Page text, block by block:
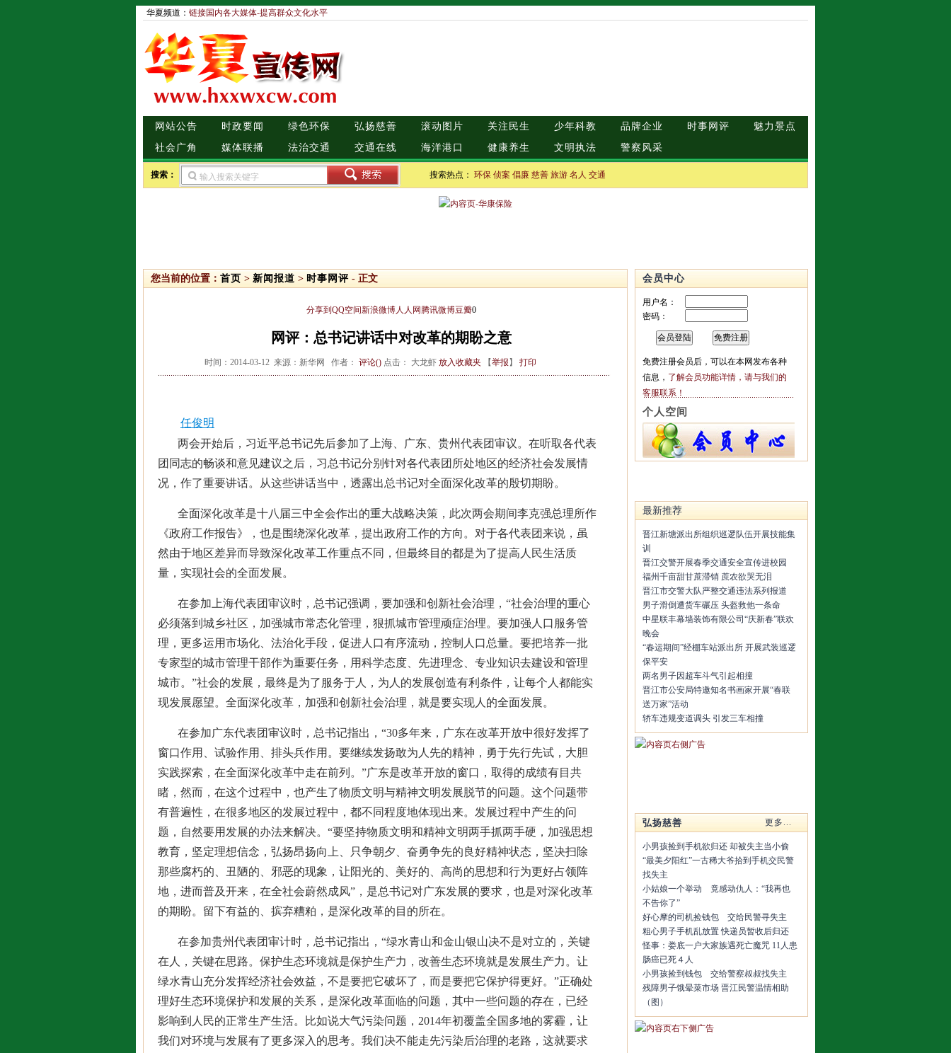
华夏频道： 链接国内各大媒体-提高群众文化水平
网站公告 时政要闻 绿色环保 弘扬慈善 滚动图片 关注民生 少年科教 品牌企业 时事网评
魅力景点
社会广角
媒体联播 法治交通 交通在线 海洋港口 健康养生 文明执法 警察风采
搜索： 搜索热点： 环保 侦案 倡廉 慈善 旅游 名人 交通
您当前的位置： 首页 > 新闻报道 > 时事网评 - 正文
分享到 QQ空间新浪微博人人网 腾讯微博豆瓣0
网评：总书记讲话中对改革的期盼之意
时间：2014-03-12 来源：新华网 作者： 评论()点击： 大龙虾 放入收藏夹 【举报 】 打印
任俊明
两会开始后，习近平总书记先后参加了上海、广东、贵州代表团审议。在听取各代表
团同志的畅谈和意见建议之后，习总书记分别针对各代表团所处地区的经济社会发展情
况，作了重要讲话。从这些讲话当中，透露出总书记对全面深化改革的殷切期盼。
全面深化改革是十八届三中全会作出的重大战略决策，此次两会期间李克强总理所作
《政府工作报告》，也是围绕深化改革，提出政府工作的方向。对于各代表团来说，虽
然由于地区差异而导致深化改革工作重点不同，但最终目的都是为了提高人民生活质
量，实现社会的全面发展。
在参加上海代表团审议时，总书记强调，要加强和创新社会治理，“社会治理的重心
必须落到城乡社区，加强城市常态化管理，狠抓城市管理顽症治理。要加强人口服务管
理，更多运用市场化、法治化手段，促进人口有序流动，控制人口总量。要把培养一批
专家型的城市管理干部作为重要任务，用科学态度、先进理念、专业知识去建设和管理
城市。”社会的发展，最终是为了服务于人，为人的发展创造有利条件，让每个人都能实
现发展愿望。全面深化改革，加强和创新社会治理，就是要实现人的全面发展。
在参加广东代表团审议时，总书记指出，“30多年来，广东在改革开放中很好发挥了
窗口作用、试验作用、排头兵作用。要继续发扬敢为人先的精神，勇于先行先试，大胆
实践探索，在全面深化改革中走在前列。”广东是改革开放的窗口，取得的成绩有目共
睹，然而，在这个过程中，也产生了物质文明与精神文明发展脱节的问题。这个问题带
有普遍性，在很多地区的发展过程中，都不同程度地体现出来。发展过程中产生的问
题，自然要用发展的办法来解决。“要坚持物质文明和精神文明两手抓两手硬，加强思想
教育，坚定理想信念，弘扬昂扬向上、只争朝夕、奋勇争先的良好精神状态，坚决扫除
那些腐朽的、丑陋的、邪恶的现象，让阳光的、美好的、高尚的思想和行为更好占领阵
地，进而普及开来，在全社会蔚然成风”，是总书记对广东发展的要求，也是对深化改革
的期盼。留下有益的、摈弃糟粕，是深化改革的目的所在。
在参加贵州代表团审计时，总书记指出，“绿水青山和金山银山决不是对立的，关键
在人，关键在思路。保护生态环境就是保护生产力，改善生态环境就是发展生产力。让
绿水青山充分发挥经济社会效益，不是要把它破坏了，而是要把它保护得更好。”正确处
理好生态环境保护和发展的关系，是深化改革面临的问题，其中一些问题的存在，已经
影响到人民的正常生产生活。比如说大气污染问题，2014年初覆盖全国多地的雾霾，让
我们对环境与发展有了更多深入的思考。我们决不能走先污染后治理的老路，这就要求
会员中心
用户名：
密码：
免费注册会员后，可以在本网发布各种
信息， 了解会员功能详情，请与我们的
客服联系！
个人空间
最新推荐
晋江新塘派出所组织巡逻队伍开展技能集
训
晋江交警开展春季交通安全宣传进校园
福州千亩甜甘蔗滞销 蔗农欲哭无泪
晋江市交警大队严整交通违法系列报道
男子滑倒遭货车碾压 头盔救他一条命
中星联丰幕墙装饰有限公司“庆新春”联欢
晚会
“春运期间”经棚车站派出所 开展武装巡逻
保平安
两名男子因超车斗气引起相撞
晋江市公安局特邀知名书画家开展“春联
送万家”活动
轿车违规变道调头 引发三车相撞
弘扬慈善 更多...
小男孩捡到手机欲归还 却被失主当小偷
“最美夕阳红”一古稀大爷拾到手机交民警
找失主
小姑娘一个举动 竟感动仇人：“我再也
不告你了”
好心摩的司机捡钱包 交给民警寻失主
粗心男子手机乱放置 快递员暂收后归还
怪事：娄底一户大家族遇死亡魔咒 11人患
肠癌已死４人
小男孩捡到钱包 交给警察叔叔找失主
残障男子饿晕菜市场 晋江民警温情相助
（图）